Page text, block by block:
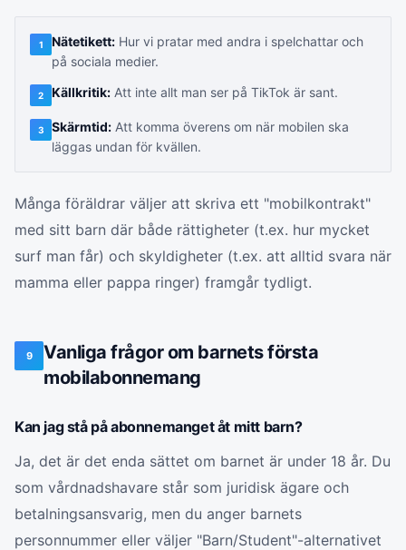
1 Nätetikett: Hur vi pratar med andra i spelchattar och
på sociala medier.
2 Källkritik: Att inte allt man ser på TikTok är sant.
3 Skärmtid: Att komma överens om när mobilen ska
läggas undan för kvällen.
Många föräldrar väljer att skriva ett "mobilkontrakt"
med sitt barn där både rättigheter (t.ex. hur mycket
surf man får) och skyldigheter (t.ex. att alltid svara när
mamma eller pappa ringer) framgår tydligt.
9
Vanliga frågor om barnets första
mobilabonnemang
Kan jag stå på abonnemanget åt mitt barn?
Ja, det är det enda sättet om barnet är under 18 år. Du
som vårdnadshavare står som juridisk ägare och
betalningsansvarig, men du anger barnets
personnummer eller väljer "Barn/Student"-alternativet